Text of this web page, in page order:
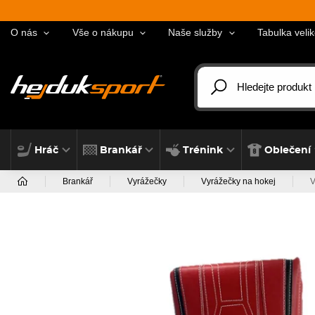
O nás Vše o nákupu Naše služby Tabulka
Hráč Brankář Trénink Oblečení
Brankář Vyrážečky Vyrážečky na hokej